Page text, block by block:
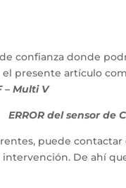
confianza donde
el presente artículo
– Multi V
ERROR del sensor
puede
De ahí